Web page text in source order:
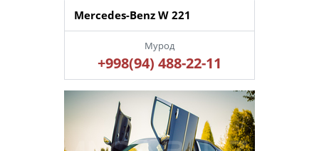
Mercedes-Benz W 221
Мурод
+998(94) 488-22-11